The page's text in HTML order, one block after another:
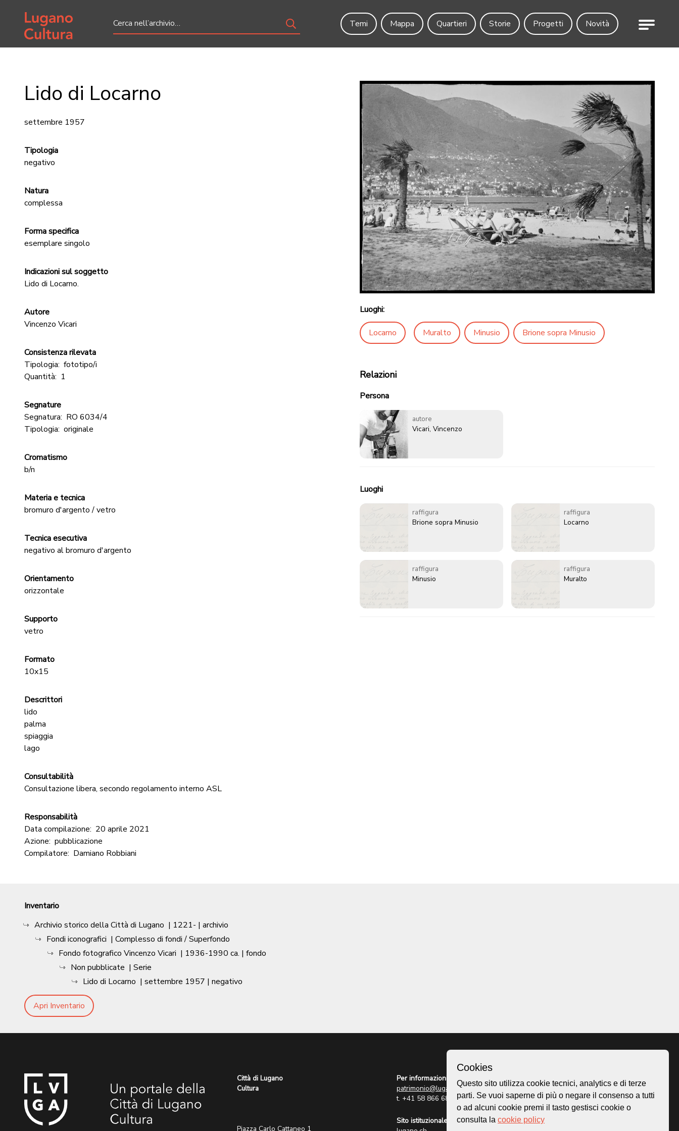
Home page
Temi
Mappa Quartieri Storie Progetti Novità Menu
Lido di Locarno
settembre 1957
Tipologia
negativo
Natura
complessa
Forma specifica
esemplare singolo
Indicazioni sul soggetto
Lido di Locarno.
Autore
Vincenzo Vicari
Consistenza rilevata
Tipologia: fototipo/i
Quantità: 1
Segnature
Segnatura: RO 6034/4
Tipologia: originale
Cromatismo
b/n
Materia e tecnica
bromuro d'argento / vetro
Tecnica esecutiva
negativo al bromuro d'argento
Orientamento
orizzontale
Supporto
vetro
Formato
10x15
Descrittori
lido
palma
spiaggia
lago
Consultabilità
Consultazione libera, secondo regolamento interno ASL
Responsabilità
Data compilazione: 20 aprile 2021
Azione: pubblicazione
Compilatore: Damiano Robbiani
Luoghi:
Locarno Muralto Minusio Brione sopra Minusio
Relazioni
Persona
autore
Vicari, Vincenzo
Luoghi
raffigura
Brione sopra Minusio
raffigura
Locarno
raffigura
Minusio
raffigura
Muralto
Inventario
Archivio storico della Città di Lugano | 1221- | archivio
Fondi iconografici | Complesso di fondi / Superfondo
Fondo fotografico Vincenzo Vicari | 1936-1990 ca. | fondo
Non pubblicate | Serie
Lido di Locarno | settembre 1957 | negativo
Apri Inventario
Città di Lugano
Cultura
Piazza Carlo Cattaneo 1
Per informazioni:
patrimonio@lugano.ch
t. +41 58 866 68 50
Sito istituzionale:
Homepage
Mappa
Storie
Cookies
Questo sito utilizza cookie tecnici, analytics e di terze
parti. Se vuoi saperne di più o negare il consenso a tutti
o ad alcuni cookie premi il tasto gestisci cookie o
consulta la cookie policy